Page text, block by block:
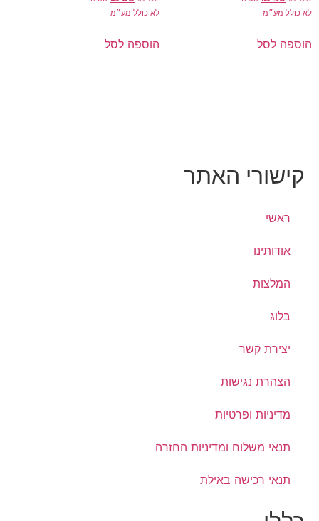
לא כולל מע״מ
הוספה לסל
לא כולל מע״מ
הוספה לסל
קישורי האתר
ראשי
אודותינו
המלצות
בלוג
יצירת קשר
הצהרת נגישות
מדיניות ופרטיות
תנאי משלוח ומדיניות החזרה
תנאי רכישה באילת